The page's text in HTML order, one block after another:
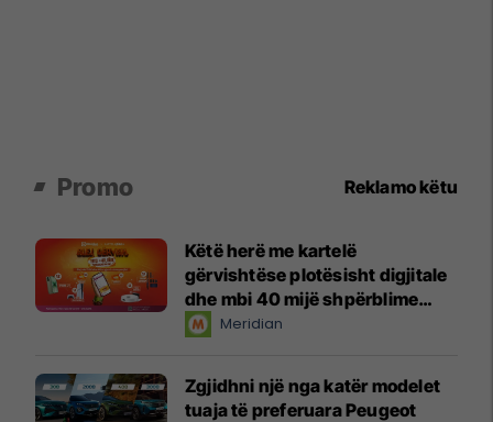
Promo Reklamo këtu
Këtë herë me kartelë
gërvishtëse plotësisht digjitale
dhe mbi 40 mijë shpërblime
instant!Meridian
Zgjidhni një nga katër modelet
tuaja të preferuara Peugeot